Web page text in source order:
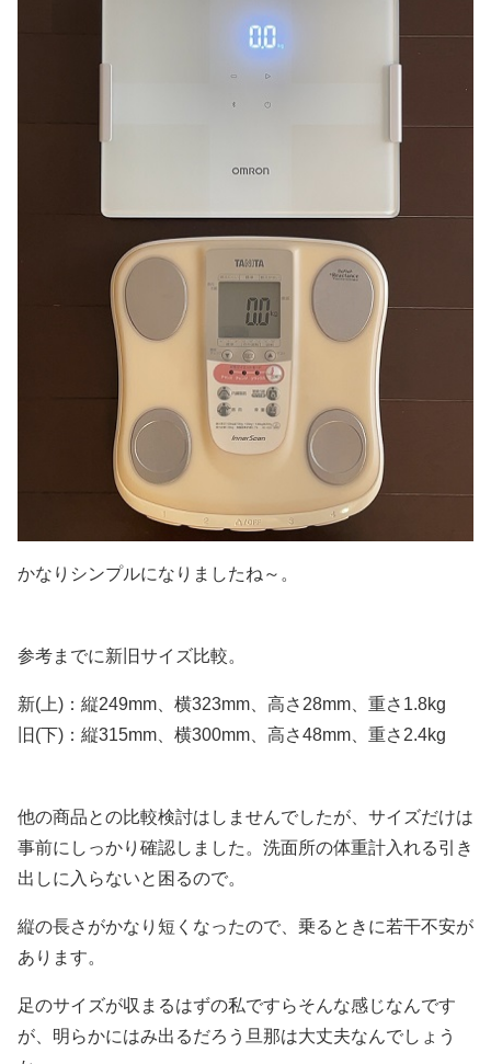
かなりシンプルになりましたね～。
参考までに新旧サイズ比較。
新(上)：縦249mm、横323mm、高さ28mm、重さ1.8kg
旧(下)：縦315mm、横300mm、高さ48mm、重さ2.4kg
他の商品との比較検討はしませんでしたが、サイズだけは
事前にしっかり確認しました。洗面所の体重計入れる引き
出しに入らないと困るので。
縦の長さがかなり短くなったので、乗るときに若干不安が
あります。
足のサイズが収まるはずの私ですらそんな感じなんです
が、明らかにはみ出るだろう旦那は大丈夫なんでしょう